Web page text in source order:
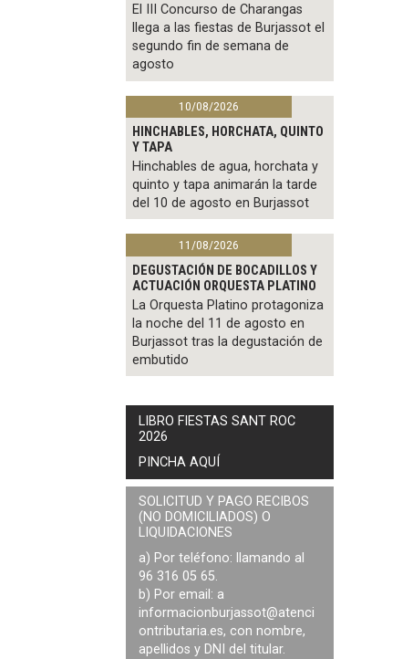
El III Concurso de Charangas
llega a las fiestas de Burjassot el
segundo fin de semana de
agosto
10/08/2026
HINCHABLES, HORCHATA, QUINTO
Y TAPA
Hinchables de agua, horchata y
quinto y tapa animarán la tarde
del 10 de agosto en Burjassot
11/08/2026
DEGUSTACIÓN DE BOCADILLOS Y
ACTUACIÓN ORQUESTA PLATINO
La Orquesta Platino protagoniza
la noche del 11 de agosto en
Burjassot tras la degustación de
embutido
LIBRO FIESTAS SANT ROC
2026
PINCHA AQUÍ
SOLICITUD Y PAGO RECIBOS
(NO DOMICILIADOS) O
LIQUIDACIONES
a) Por teléfono: llamando al
96 316 05 65.
b) Por email: a
informacionburjassot@atenci
ontributaria.es, con nombre,
apellidos y DNI del titular.